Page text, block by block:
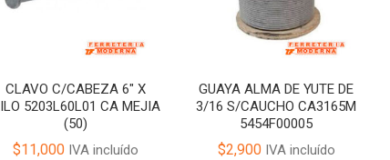
CLAVO C/CABEZA 6″ X
5203L60L01 CA MEJIA
(50)
$11,000 IVA incluído
GUAYA ALMA DE YUTE DE
3/16 S/CAUCHO CA3165M
5454F00005
$2,900IVA incluído